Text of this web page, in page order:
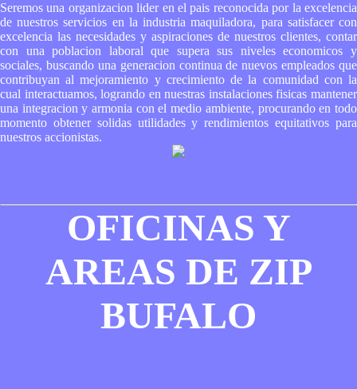
Seremos una organizacion lider en el pais reconocida por la excelencia
de nuestros servicios en la industria maquiladora, para satisfacer con
excelencia las necesidades y aspiraciones de nuestros clientes, contar
con una poblacion laboral que supera sus niveles economicos y
sociales, buscando una generacion continua de nuevos empleados que
contribuyan al mejoramiento y crecimiento de la comunidad con la
cual interactuamos, logrando en nuestras instalaciones fisicas mantener
una integracion y armonia con el medio ambiente, procurando en todo
momento obtener solidas utilidades y rendimientos equitativos para
nuestros accionistas.
OFICINAS Y
AREAS DE ZIP
BUFALO